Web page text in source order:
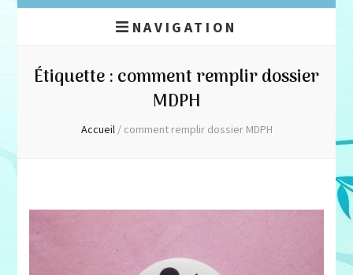
NAVIGATION
Étiquette :comment remplir dossier
MDPH
Accueil/ comment remplir dossier MDPH